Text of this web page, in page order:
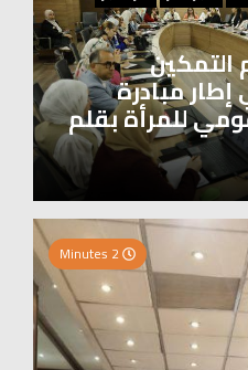
مبادرة
للمرأة بقلم